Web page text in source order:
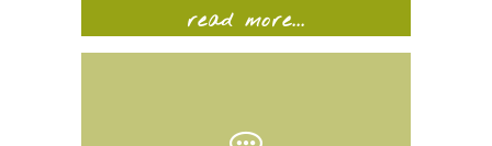
read more...